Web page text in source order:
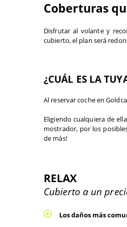
Coberturas
Disfrutar al volante y
cubierto, el plan será
¿CUÁL ES LA
Al reservar coche en
Eligiendo cualquiera de
mostrador, por los
de más!
RELAX
Cubierto a un
Los daños más